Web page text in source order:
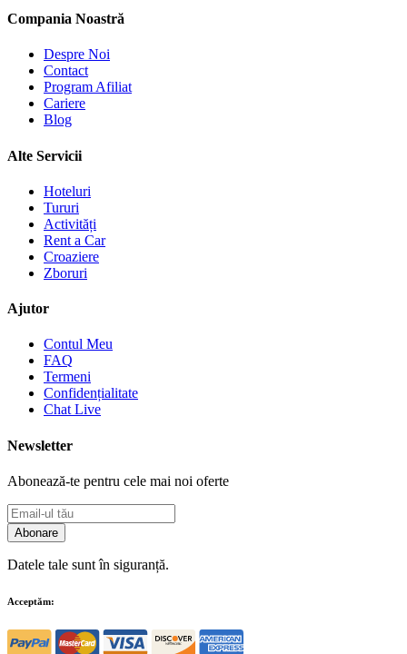
Compania Noastră
Despre Noi
Contact
Program Afiliat
Cariere
Blog
Alte Servicii
Hoteluri
Tururi
Activități
Rent a Car
Croaziere
Zboruri
Ajutor
Contul Meu
FAQ
Termeni
Confidențialitate
Chat Live
Newsletter
Abonează-te pentru cele mai noi oferte
Abonare
Datele tale sunt în siguranță.
Acceptăm: